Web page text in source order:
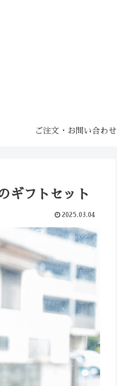
ご注文・お問い合わせ
ギフトセット
2025.03.04